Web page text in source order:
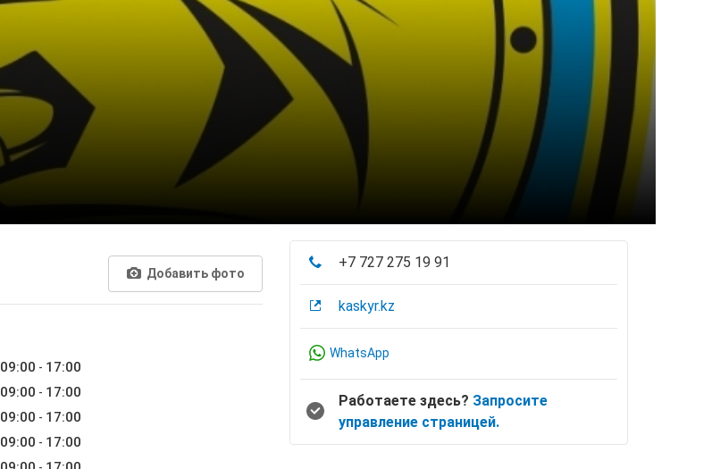
Добавить фото
09:00 - 17:00
09:00 - 17:00
09:00 - 17:00
09:00 - 17:00
+7 727 275 19 91
kaskyr.kz
WhatsApp
Работаете здесь? Запросите
управление страницей.